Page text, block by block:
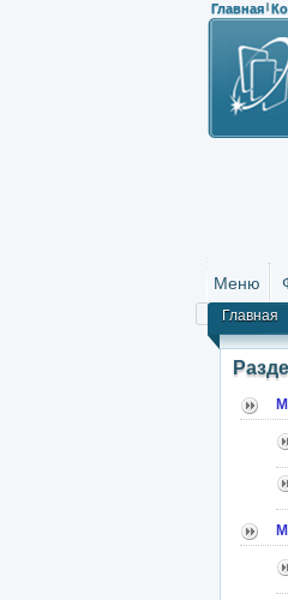
Главная |
Меню
Главная